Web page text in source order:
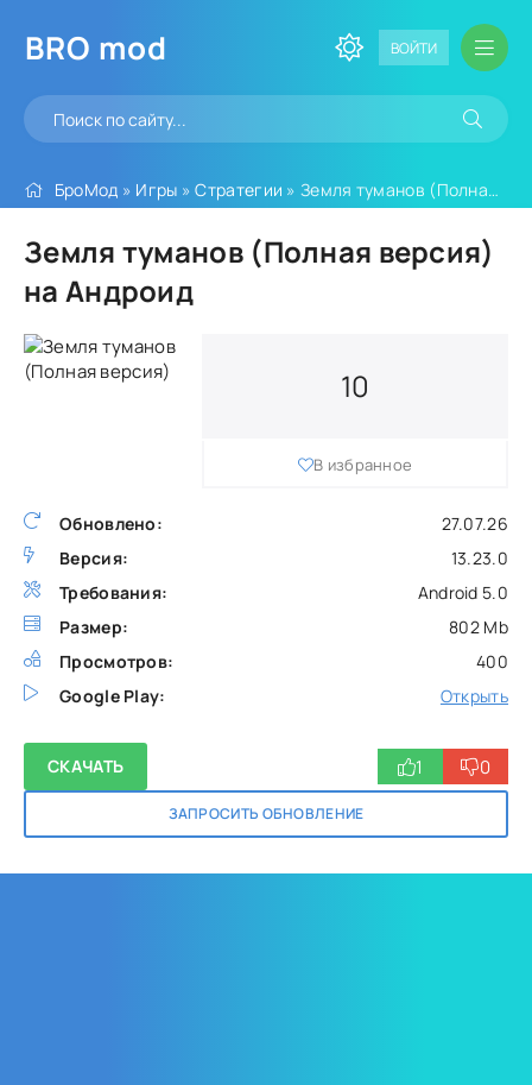
BRO mod ВОЙТИ
БроМод » Игры »Стратегии » Земля туманов (Полная версия)
Земля туманов (Полная версия)
на Андроид
Обновлено:
27.07.26
Версия:
13.23.0
Требования:
Android 5.0
Размер:
802 Mb
Просмотров:
400
Google Play:
Открыть
10
В избранное
СКАЧАТЬ
ЗАПРОСИТЬ ОБНОВЛЕНИЕ
1 0